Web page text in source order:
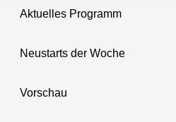
Aktuelles Programm
Neustarts der Woche
Vorschau